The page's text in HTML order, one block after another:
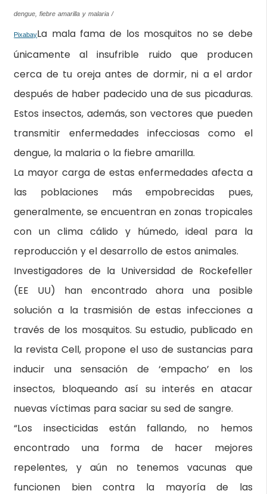
dengue, fiebre amarilla y malaria /
PixabayLa mala fama de los mosquitos no se debe
únicamente al insufrible ruido que producen
cerca de tu oreja antes de dormir, ni a el ardor
después de haber padecido una de sus picaduras.
Estos insectos, además, son vectores que pueden
transmitir enfermedades infecciosas como el
dengue, la malaria o la fiebre amarilla.
La mayor carga de estas enfermedades afecta a
las poblaciones más empobrecidas pues,
generalmente, se encuentran en zonas tropicales
con un clima cálido y húmedo, ideal para la
reproducción y el desarrollo de estos animales.
Investigadores de la Universidad de Rockefeller
(EE UU) han encontrado ahora una posible
solución a la trasmisión de estas infecciones a
través de los mosquitos. Su estudio, publicado en
la revista Cell, propone el uso de sustancias para
inducir una sensación de ‘empacho’ en los
insectos, bloqueando así su interés en atacar
nuevas víctimas para saciar su sed de sangre.
“Los insecticidas están fallando, no hemos
encontrado una forma de hacer mejores
repelentes, y aún no tenemos vacunas que
funcionen bien contra la mayoría de las